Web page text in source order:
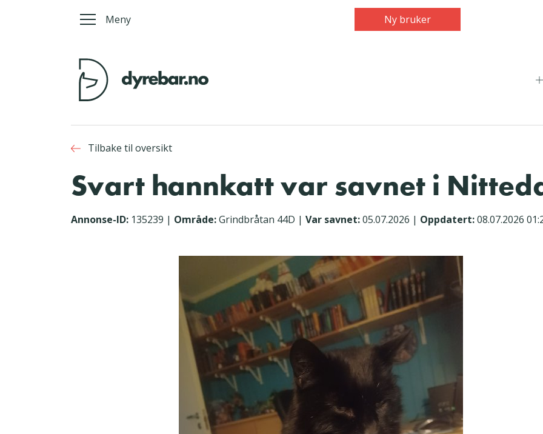
Meny Ny bruker
Tilbake til oversikt
Svart hannkatt var savnet i
Annonse-ID: 135239 | Område:Grindbråtan 44D | Var savnet:05.07.2026 | Oppdatert:08.07.2026